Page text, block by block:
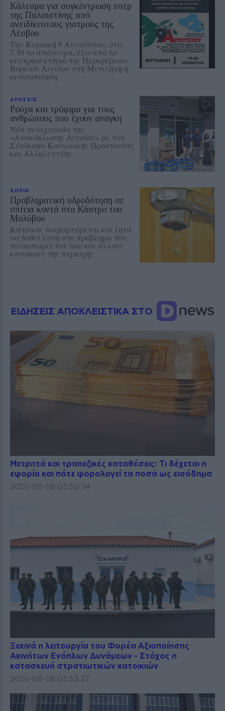
Κάλεσμα για συγκέντρωση υπέρ
της Παλαιστίνης από
ανειδίκευτους γιατρούς της
Λέσβου
Την Κυριακή 9 Αυγούστου, στις
7.30 το απόγευμα, έξω από το
κεντρικό κτήριο της Περιφέρειας
Βορείου Αιγαίου στη Μυτιλήνη η
κινητοποίηση
ΔΡΑΣΕΙΣ
Ρούχα και τρόφιμα για τους
ανθρώπους που έχουν ανάγκη
Νέα συνεργασία της
«Ανακύκλωσης Αιγαίου» με τον
Σύνδεσμο Κοινωνικής Προστασίας
και Αλληλεγγύης
ΧΩΡΙΑ
Προβληματική υδροδότηση σε
σπίτια κοντά στο Κάστρο του
Μολύβου
Κάτοικος διαμαρτύρεται και ζητά
να δοθεί λύση στο πρόβλημα που
ταλαιπωρεί τον ίδιο και άλλους
κατοίκους της περιοχής
ΕΙΔΗΣΕΙΣ ΑΠΟΚΛΕΙΣΤΙΚΑ ΣΤΟ
Μετρητά και τραπεζικές καταθέσεις: Τι δέχεται η
εφορία και πότε φορολογεί τα ποσά ως εισόδημα
2026-08-08 03:50:34
Ξεκινά η λειτουργία του Φορέα Αξιοποίησης
Ακινήτων Ενόπλων Δυνάμεων – Στόχος η
κατασκευή στρατιωτικών κατοικιών
2026-08-08 03:53:37